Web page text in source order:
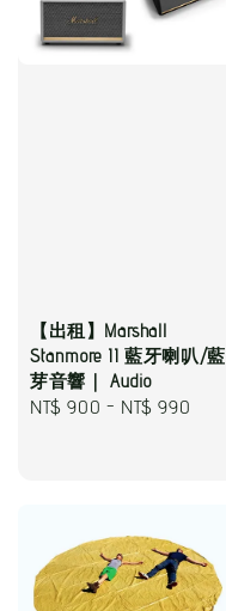
【出租】Marshall
Stanmore II 藍牙喇叭/藍
芽音響｜ Audio
Regular
NT$ 900 - NT$ 990